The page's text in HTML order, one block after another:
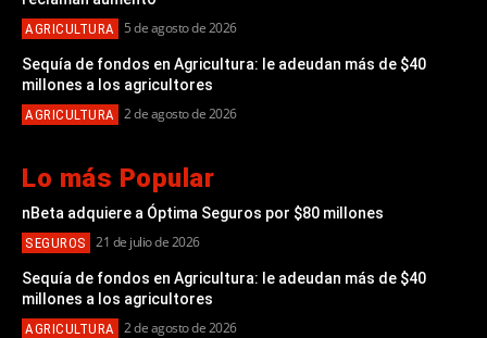
AGRICULTURA 5 de agosto de 2026
Sequía de fondos en Agricultura: le adeudan más de $40
millones a los agricultores
AGRICULTURA 2 de agosto de 2026
Lo más Popular
nBeta adquiere a Óptima Seguros por $80 millones
SEGUROS 21 de julio de 2026
Sequía de fondos en Agricultura: le adeudan más de $40
millones a los agricultores
AGRICULTURA 2 de agosto de 2026